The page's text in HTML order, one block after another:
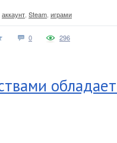
аккаунт Steam играми
0 296